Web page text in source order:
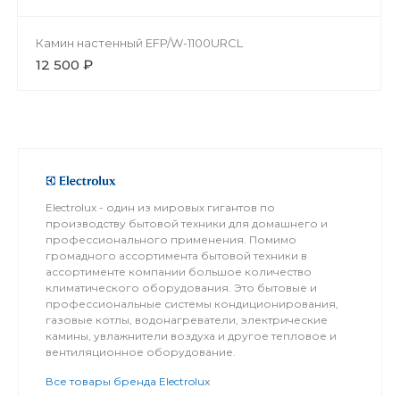
Камин настенный EFP/W-1100URCL
12 500 ₽
Electrolux - один из мировых гигантов по
производству бытовой техники для домашнего и
профессионального применения. Помимо
громадного ассортимента бытовой техники в
ассортименте компании большое количество
климатического оборудования. Это бытовые и
профессиональные системы кондиционирования,
газовые котлы, водонагреватели, электрические
камины, увлажнители воздуха и другое тепловое и
вентиляционное оборудование.
Все товары бренда Electrolux